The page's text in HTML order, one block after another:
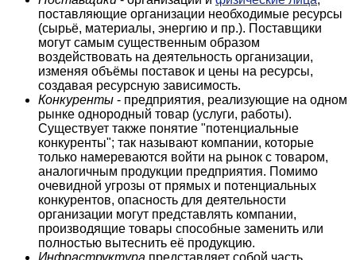
поставляющие организации необходимые ресурсы
(сырьё, материалы, энергию и пр.). Поставщики
могут самым существенным образом
воздействовать на деятельность организации,
изменяя объёмы поставок и цены на ресурсы,
создавая ресурсную зависимость.
Конкуренты - предприятия, реализующие на одном
рынке однородный товар (услуги, работы).
Существует также понятие "потенциальные
конкуренты"; так называют компании, которые
только намереваются войти на рынок с товаром,
аналогичным продукции предприятия. Помимо
очевидной угрозы от прямых и потенциальных
конкурентов, опасность для деятельности
организации могут представлять компании,
производящие товары способные заменить или
полностью вытеснить её продукцию.
Инфраструктура представляет собой часть